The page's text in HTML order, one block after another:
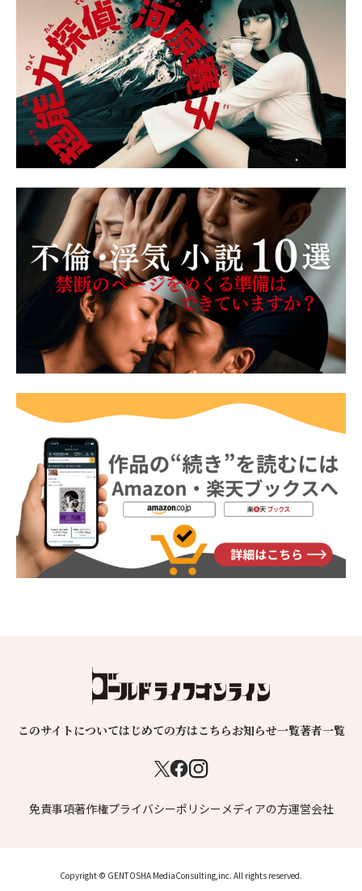
このサイトについてはじめての方はこちらお知らせ一覧著者一覧
免責事項著作権プライバシーポリシー メディアの方運営会社
Copyright © GENTOSHA MediaConsulting,inc. All rights reserved.